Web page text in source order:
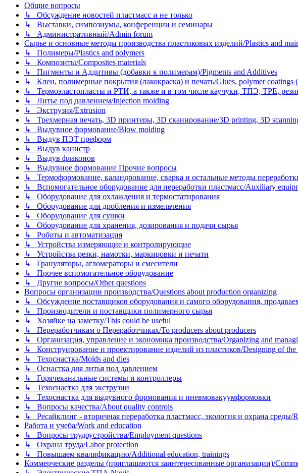
Общие вопросы
↳ Обсуждение новостей пластмасс и не только
↳ Выставки, симпозиумы, конференции и семинары
↳ Административный/Admin forum
Сырье и основные методы производства пластиковых изделий/Plastics and
↳ Полимеры/Plastics and polymers
↳ Композиты/Сomposites materials
↳ Пигменты и Аддитивы (добавки к полимерам)/Pigments and Additives
↳ Клеи, полимерные покрытия (лакокраска) и печать/Glues, polymer coatings
↳ Термоэластопласты и РТИ, а также и в том числе каучуки, ТПЭ, TPE,
↳ Литье под давлением/Injection molding
↳ Экструзия/Extrusion
↳ Трехмерная печать, 3D принтеры, 3D сканирование/3D printing, 3D
↳ Выдувное формование/Blow molding
↳ Выдув ПЭТ преформ
↳ Выдув канистр
↳ Выдув флаконов
↳ Выдувное формование Прочие вопросы
↳ Термоформование, каландрование, сварка и остальные методы
↳ Вспомогательное оборудование для переработки пластмасс/Auxiliary
↳ Оборудование для охлаждения и термостатирования
↳ Оборудование для дробления и измельчения
↳ Оборудование для сушки
↳ Оборудование для хранения, дозирования и подачи сырья
↳ Роботы и автоматизация
↳ Устройства измеряющие и контролирующие
↳ Устройства резки, намотки, маркировки и печати
↳ Грануляторы, агломераторы и смесители
↳ Прочее вспомогательное оборудование
↳ Другие вопросы/Other questions
Вопросы организации производства/Questions about production organizing
↳ Обсуждение поставщиков оборудования и самого оборудования,
↳ Производители и поставщики полимерного сырья
↳ Хозяйке на заметку/This could be useful
↳ Переработчикам о Переработчиках/To producers about producers
↳ Организация, управление и экономика производства/Organizing and
↳ Конструирование и проектирование изделий из пластиков/Designing of the
↳ Техоснастка/Molds and dies
↳ Оснастка для литья под давлением
↳ Горячеканальные системы и контроллеры
↳ Техоснастка для экструзии
↳ Техоснастка для выдувного формования и пневмовакуумформовки
↳ Вопросы качества/About quality controls
↳ Ресайклинг - вторичная переработка пластмасс, экология и охрана
Работа и учеба/Work and education
↳ Вопросы трудоустройства/Employment questions
↳ Охрана труда/Labor protection
↳ Повышаем квалификацию/Additional education, trainings
Коммерческие разделы (приглашаются заинтересованные организации)/